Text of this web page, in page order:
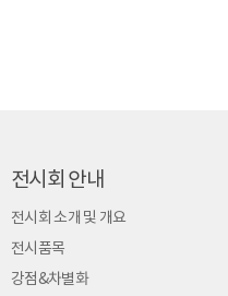
전시회 안내
전시회 소개 및 개요
전시품목
강점&차별화